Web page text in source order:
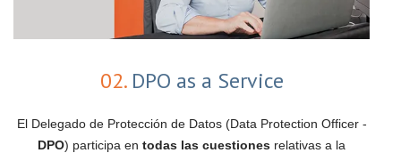
02.DPO as a Service
El Delegado de Protección de Datos (Data Protection Officer -
DPO) participa en todas las cuestiones relativas a la